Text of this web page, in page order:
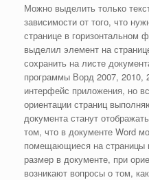
Можно выделить только
зависимости от того, что
странице в горизонтальном
выделил элемент на
сохранить на листе
программы Ворд 2007, 2010,
интерфейс приложения, но
ориентации страниц
документа станут
том, что в документе Word
помещающиеся на страницы
размер в документе, при
возникают вопросы о том,